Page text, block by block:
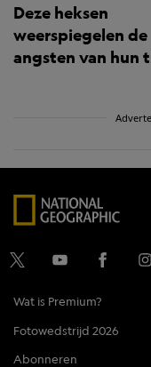
Deze heksen
weerspiegelen de
angsten van hun
Wat is Premium?
Fotowedstrijd 2026
Abonneren